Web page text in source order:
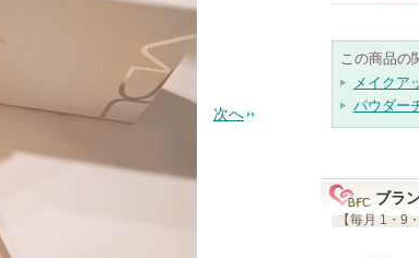
次へ
らせ
この商品の
メイクア
パウダー
ブラ
【毎月 1・9